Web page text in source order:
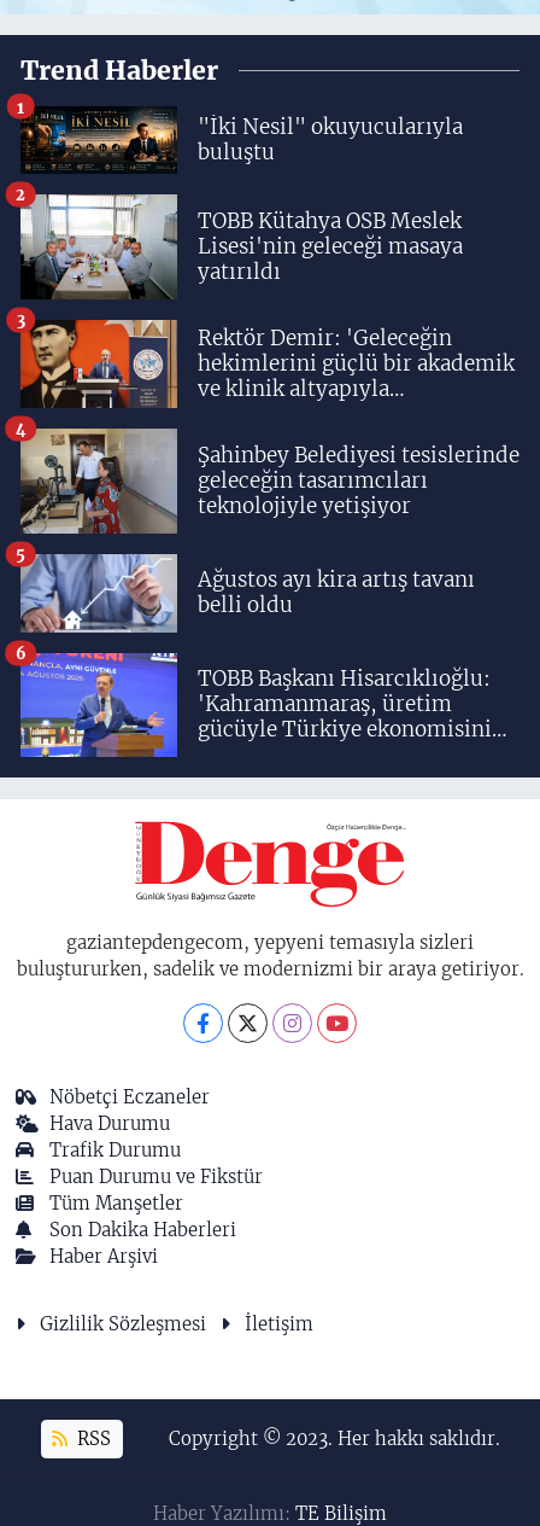
Trend Haberler
"İki Nesil" okuyucularıyla
buluştu
1
TOBB Kütahya OSB Meslek
Lisesi'nin geleceği masaya
yatırıldı
2
Rektör Demir: 'Geleceğin
hekimlerini güçlü bir akademik
ve klinik altyapıyla
3
Şahinbey Belediyesi tesislerinde
geleceğin tasarımcıları
teknolojiyle yetişiyor
4
Ağustos ayı kira artış tavanı
belli oldu
5
TOBB Başkanı Hisarcıklıoğlu:
'Kahramanmaraş, üretim
gücüyle Türkiye ekonomisinin
birisidir'
6
gaziantepdengecom, yepyeni temasıyla sizleri
buluştururken, sadelik ve modernizmi bir araya getiriyor.
Nöbetçi Eczaneler
Hava Durumu
Trafik Durumu
Puan Durumu ve Fikstür
Tüm Manşetler
Son Dakika Haberleri
Haber Arşivi
Gizlilik Sözleşmesi İletişim
RSS Copyright © 2023. Her hakkı saklıdır.
Haber Yazılımı: TE Bilişim